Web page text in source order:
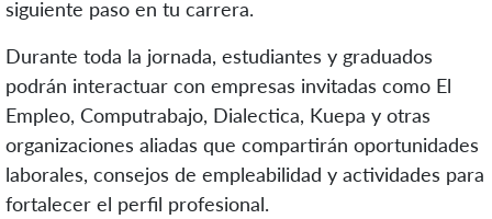
siguiente paso en tu carrera.
Durante toda la jornada, estudiantes y graduados
podrán interactuar con empresas invitadas como El
Empleo, Computrabajo, Dialectica, Kuepa y otras
organizaciones aliadas que compartirán oportunidades
laborales, consejos de empleabilidad y actividades para
fortalecer el perfil profesional.